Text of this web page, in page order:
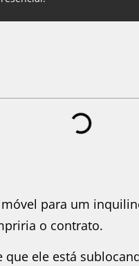
para um
o contrato.
ele está